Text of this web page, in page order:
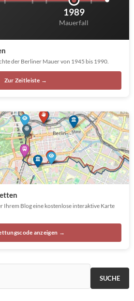
1989
Mauerfall
der Berliner Mauer von 1945 bis 1990.
Zur Zeitleiste →
Ihrem Blog eine kostenlose interaktive Karte
anzeigen →